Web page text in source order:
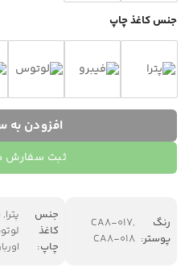
جنس کاغذ چاپ
افزودن به
ثبت سفارش
رنگ
پوستر:
CA8-017,
CA8-018
جنس
کاغذ
چاپ: